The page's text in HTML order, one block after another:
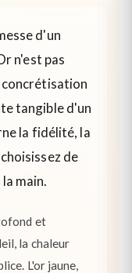
d'un
n'est pas
concrétisation
tangible d'un
la fidélité, la
de
main.
et
la chaleur
L'or jaune,